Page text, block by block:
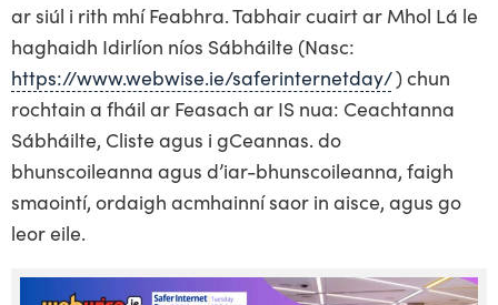
ar siúl i rith mhí Feabhra. Tabhair cuairt ar Mhol Lá le
haghaidh Idirlíon níos Sábháilte (Nasc:
https://www.webwise.ie/saferinternetday/) chun
rochtain a fháil ar Feasach ar IS nua: Ceachtanna
Sábháilte, Cliste agus i gCeannas. do
bhunscoileanna agus d’iar-bhunscoileanna, faigh
smaointí, ordaigh acmhainní saor in aisce, agus go
leor eile.